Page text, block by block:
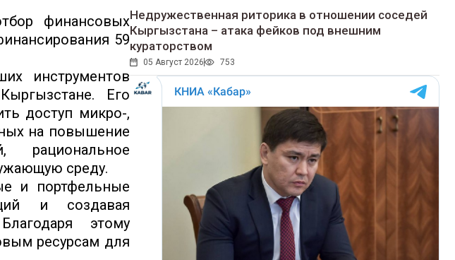
финансовых
59
инструментов
Его
доступ микро-,
на повышение
рациональное
среду.
и портфельные
и создавая
этому
ресурсам для
Недружественная риторика в отношении соседей
Кыргызстана – атака фейков под внешним
кураторством
05 Август 2026 753